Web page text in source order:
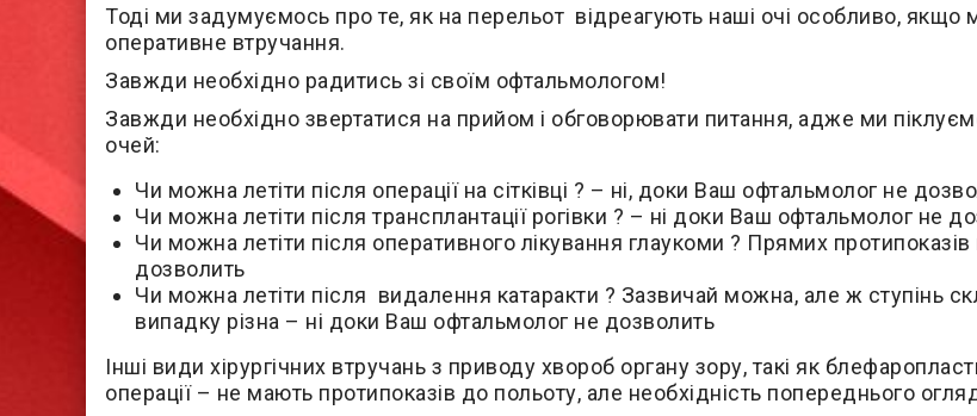
Тоді ми задумуємось про те, як на перельот відреагують наші очі особливо, якщо
оперативне втручання.
Завжди необхідно радитись зі своїм офтальмологом!
Завжди необхідно звертатися на прийом і обговорювати питання, адже ми
очей:
Чи можна летіти після операції на сітківці ? – ні, доки Ваш офтальмолог не
Чи можна летіти після трансплантації рогівки ? – ні доки Ваш офтальмолог не
Чи можна летіти після оперативного лікування глаукоми ? Прямих
дозволить
Чи можна летіти після видалення катаракти ? Зазвичай можна, але ж ступінь
випадку різна – ні доки Ваш офтальмолог не дозволить
Інші види хірургічних втручань з приводу хвороб органу зору, такі як
операції – не мають протипоказів до польоту, але необхідність попереднього